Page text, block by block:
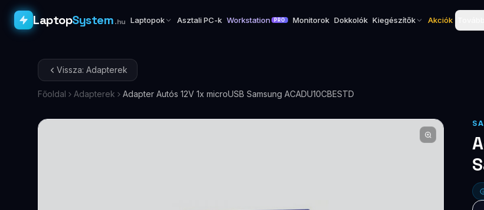
LaptopSystem.hu Laptopok Asztali PC-k Workstation PRO Monitorok Dokkolók Kiegészítők Akciók
Vissza: Adapterek
Főoldal Adapterek Adapter Autós 12V 1x microUSB Samsung ACADU10CBESTD